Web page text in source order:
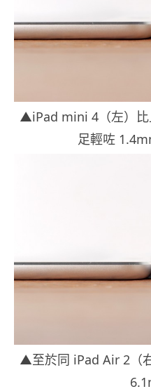
▲iPad mini 4（左）
足輕咗
▲至於同 iPad Air 2（